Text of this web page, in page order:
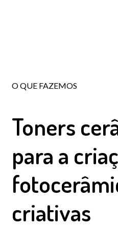
O QUE FAZEMOS
Toners
para a
criativas